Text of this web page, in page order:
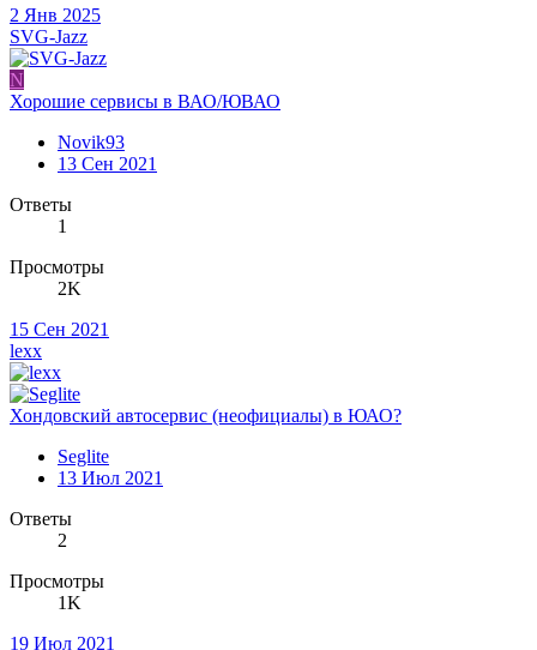
2 Янв 2025
SVG-Jazz
N
Хорошие сервисы в ВАО/ЮВАО
Novik93
13 Сен 2021
Ответы
1
Просмотры
2K
15 Сен 2021
lexx
Хондовский автосервис (неофициалы) в ЮАО?
Seglite
13 Июл 2021
Ответы
2
Просмотры
1K
19 Июл 2021